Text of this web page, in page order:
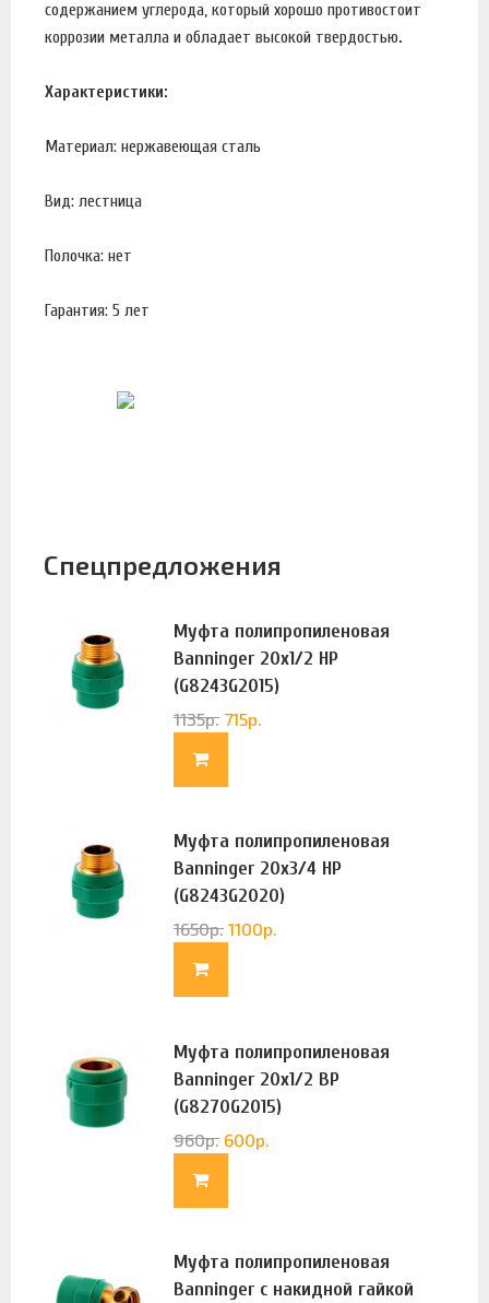
содержанием углерода, который хорошо противостоит
коррозии металла и обладает высокой твердостью.
Характеристики:
Материал: нержавеющая сталь
Вид: лестница
Полочка: нет
Гарантия: 5 лет
Спецпредложения
Муфта полипропиленовая
Banninger 20х1/2 НР
(G8243G2015)
1135р. 715р.
Муфта полипропиленовая
Banninger 20х3/4 НР
(G8243G2020)
1650р. 1100р.
Муфта полипропиленовая
Banninger 20х1/2 ВР
(G8270G2015)
960р. 600р.
Муфта полипропиленовая
Banninger с накидной гайкой